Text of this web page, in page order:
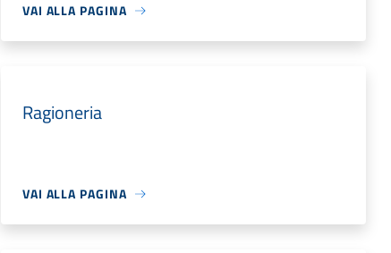
VAI ALLA PAGINA
Ragioneria
VAI ALLA PAGINA